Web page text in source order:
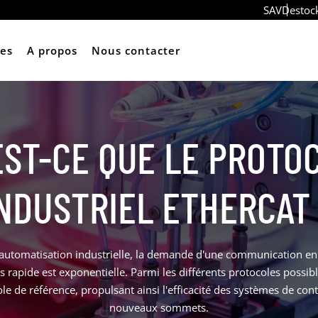
SAV
A propos Nous contacter
CE QUE LE
industrielle, la demande d'une communication
rapide est exponentielle. Parmi les différents protocoles
de référence, propulsant ainsi l'efficacité des systèmes de
nouveaux sommets.